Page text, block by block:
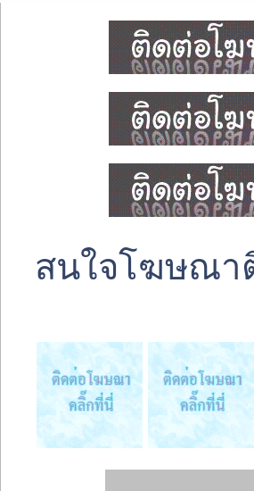
สนใจโฆษณาติ